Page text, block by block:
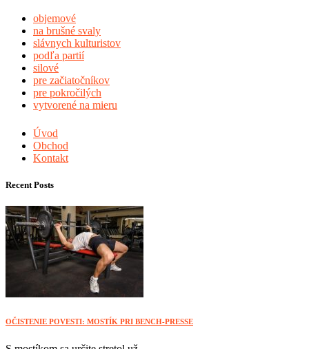
objemové
na brušné svaly
slávnych kulturistov
podľa partií
silové
pre začiatočníkov
pre pokročilých
vytvorené na mieru
Úvod
Obchod
Kontakt
Recent Posts
OČISTENIE POVESTI: MOSTÍK PRI BENCH-PRESSE